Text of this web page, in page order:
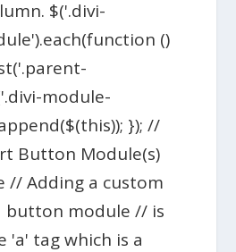
$('.divi-
()
module-
}); //
Button Module(s)
// Adding a custom
button module // is
'a' tag which is a